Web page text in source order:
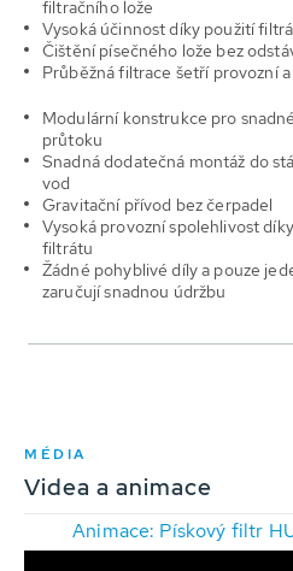
filtračního lože
Vysoká účinnost díky použití
Čištění písečného lože bez
Průběžná filtrace šetří provozní
Modulární konstrukce pro
průtoku
Snadná dodatečná montáž do
vod
Gravitační přívod bez čerpadel
Vysoká provozní spolehlivost
filtrátu
Žádné pohyblivé díly a pouze
zaručují snadnou údržbu
MÉDIA
Videa a animace
Animace: Pískový filtr